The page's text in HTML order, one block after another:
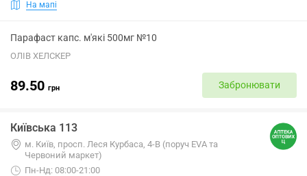
На мапі
Парафаст капс. м'які 500мг №10
ОЛІВ ХЕЛСКЕР
89.50 грн Забронювати
Київська 113
м. Київ, просп. Леся Курбаса, 4-В (поруч EVA та
Червоний маркет)
Пн-Нд: 08:00-21:00